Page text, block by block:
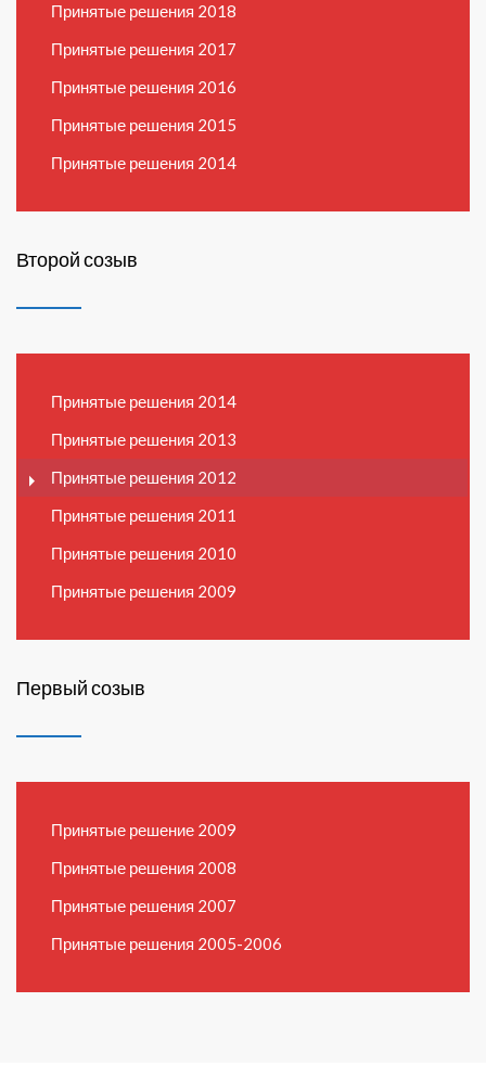
Принятые решения 2018
Принятые решения 2017
Принятые решения 2016
Принятые решения 2015
Принятые решения 2014
Второй созыв
Принятые решения 2014
Принятые решения 2013
Принятые решения 2012
Принятые решения 2011
Принятые решения 2010
Принятые решения 2009
Первый созыв
Принятые решение 2009
Принятые решения 2008
Принятые решения 2007
Принятые решения 2005-2006